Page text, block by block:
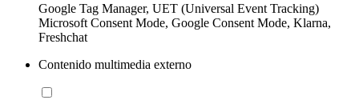
Google Tag Manager, UET (Universal Event Tracking)
Microsoft Consent Mode, Google Consent Mode, Klarna,
Freshchat
Contenido multimedia externo